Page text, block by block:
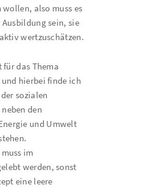
also muss es
sein, sie
wertzuschätzen.
für das Thema
hierbei finde ich
sozialen
den
und Umwelt
im
werden, sonst
eine leere